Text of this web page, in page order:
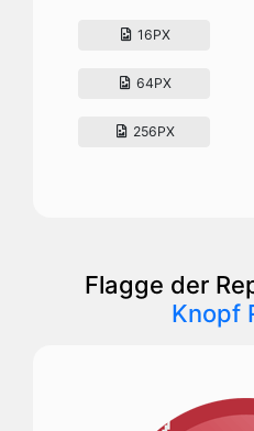
16PX
64PX
256PX
Flagge der
Knopf